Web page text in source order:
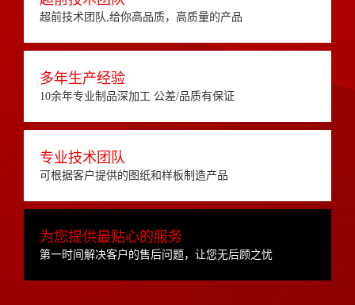
超前技术团队,给你高品质，高质量的产品
多年生产经验
10余年专业制品深加工 公差/品质有保证
专业技术团队
可根据客户提供的图纸和样板制造产品
为您提供最贴心的服务
第一时间解决客户的售后问题，让您无后顾之忧